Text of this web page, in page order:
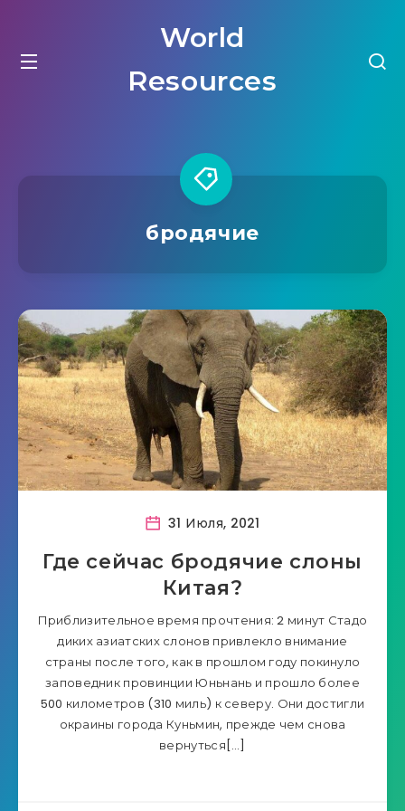
World
Resources
бродячие
31 Июля, 2021
Где сейчас бродячие слоны
Китая?
Приблизительное время прочтения: 2 минут Стадо
диких азиатских слонов привлекло внимание
страны после того, как в прошлом году покинуло
заповедник провинции Юньнань и прошло более
500 километров (310 миль) к северу. Они достигли
окраины города Куньмин, прежде чем снова
вернуться[…]